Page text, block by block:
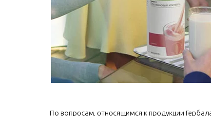
По вопросам, относящимся к продукции